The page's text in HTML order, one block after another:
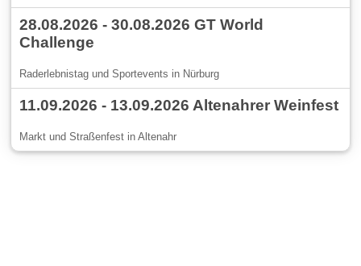
28.08.2026 - 30.08.2026 GT World
Challenge
Raderlebnistag und Sportevents in Nürburg
11.09.2026 - 13.09.2026 Altenahrer Weinfest
Markt und Straßenfest in Altenahr